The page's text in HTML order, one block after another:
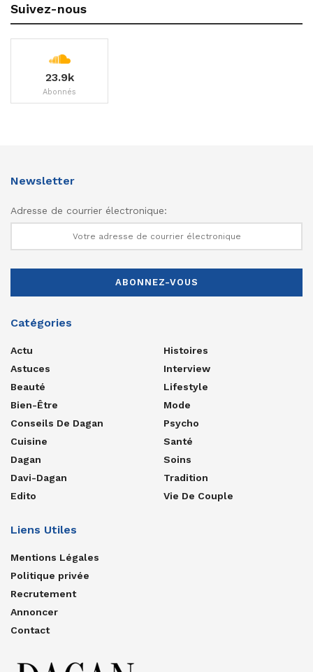
Suivez-nous
23.9k
Abonnés
Newsletter
Adresse de courrier électronique:
Catégories
Actu
Astuces
Beauté
Bien-Être
Conseils De Dagan
Cuisine
Dagan
Davi-Dagan
Edito
Histoires
Interview
Lifestyle
Mode
Psycho
Santé
Soins
Tradition
Vie De Couple
Liens Utiles
Mentions Légales
Politique privée
Recrutement
Annoncer
Contact